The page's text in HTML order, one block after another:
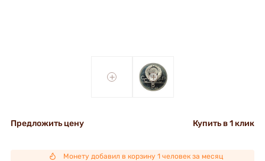
+ +
Предложить цену Купить в 1 клик
Монету добавил в корзину 1 человек за месяц